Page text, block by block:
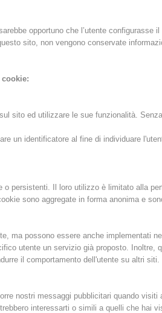
piste
opportuno che l’utente
sito, non vengono conservate
sito ed utilizzare le sue funzionalità.
un identificatore al fine di individuare
persistenti. Il loro utilizzo è limitato alla
sono aggregate in forma anonima e
ma possono essere anche
utente un servizio già proposto.
il comportamento dell'utente su altri siti.
nostri messaggi pubblicitari quando
interessarti o simili a quelli che hai